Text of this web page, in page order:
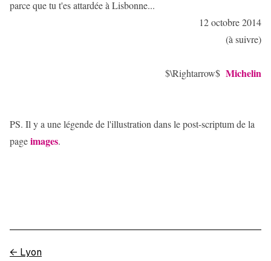
parce que tu t'es attardée à Lisbonne...
12 octobre 2014
(à suivre)
$\Rightarrow$ Michelin
PS. Il y a une légende de l'illustration dans le post-scriptum de la
pageimages.
← Lyon